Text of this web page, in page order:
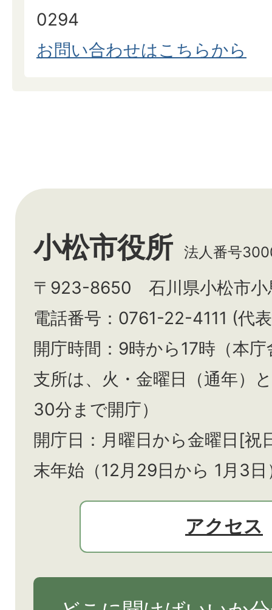
0294
お問い合わせはこちらから
小松市役所 法人番号
〒923-8650 石川県小松市小
電話番号：0761-22-4111 (代
開庁時間：9時から17時（本
支所は、火・金曜日（通年）と
30分まで開庁）
開庁日：月曜日から金曜日[祝
末年始（12月29日から 1月3
アクセス